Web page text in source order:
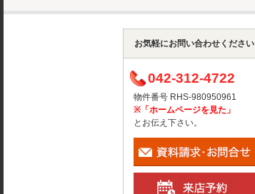
お気軽にお問い合わせください
042-312-4722
物件番号 RHS-980950961
※「ホームページを見た」
とお伝え下さい。